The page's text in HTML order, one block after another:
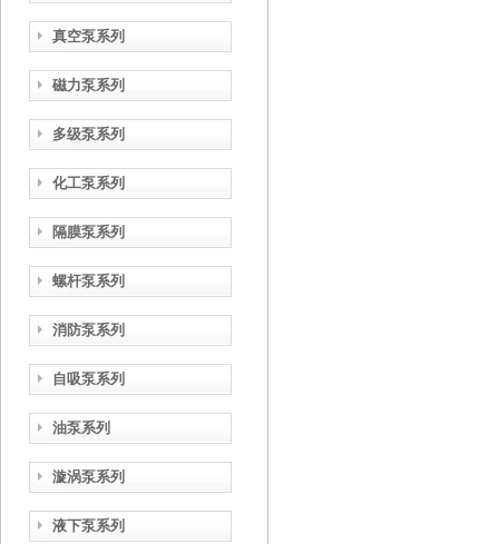
真空泵系列
磁力泵系列
多级泵系列
化工泵系列
隔膜泵系列
螺杆泵系列
消防泵系列
自吸泵系列
油泵系列
漩涡泵系列
液下泵系列